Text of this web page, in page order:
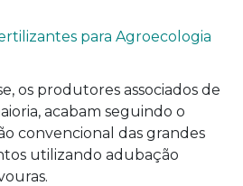
para Agroecologia
os produtores associados de
acabam seguindo o
convencional das grandes
utilizando adubação